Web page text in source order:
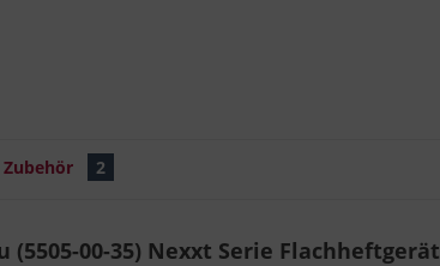
Zubehör 2
00-35) Nexxt Serie Flachheftgerät